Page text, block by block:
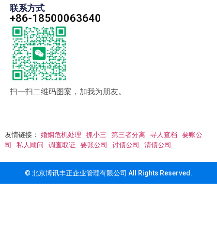
联系方式
+86-18500063640
扫一扫二维码图案，加我为朋友。
友情链接： 婚姻危机处理 抓小三 第三者分离 寻人查档
要账公
司
私人顾问 调查取证 要账公司 讨债公司 清债公司
© 北京博讯丰正企业管理有限公司 All Rights Reserved.